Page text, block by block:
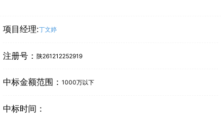
项目经理:丁文婷
注册号： 陕261212252919
中标金额范围： 1000万以下
中标时间：